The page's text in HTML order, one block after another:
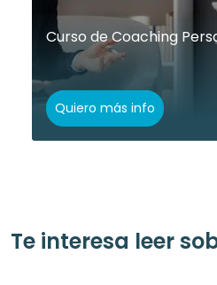
Curso de Coaching
Quiero más info
Te interesa leer